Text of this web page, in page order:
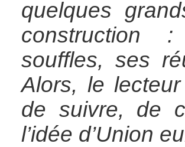
quelques
construction
souffles, ses
Alors, le
de suivre, de
l’idée d’Union